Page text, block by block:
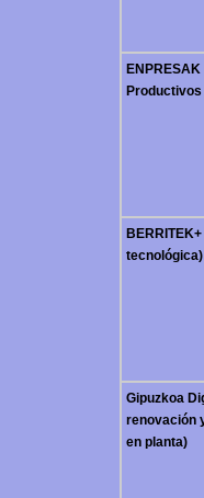
Productivos
tecnológica)
Gipuzkoa
renovación
en planta)